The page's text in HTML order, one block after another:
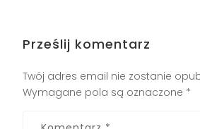
Prześlij komentarz
Twój adres email nie zostanie
Wymagane pola są oznaczone *